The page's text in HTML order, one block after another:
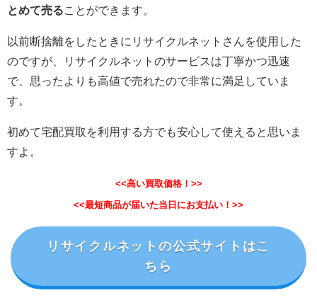
とめて売る ことができます。
以前断捨離をしたときにリサイクルネットさんを使用した
のですが、リサイクルネットのサービスは丁寧かつ迅速
で、思ったよりも高値で売れたので非常に満足していま
す。
初めて宅配買取を利用する方でも安心して使えると思いま
すよ。
<<高い買取価格！>>
<<最短商品が届いた当日にお支払い！>>
リサイクルネットの公式サイトはこ
ちら